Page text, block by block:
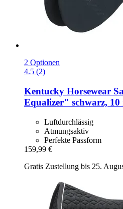
2 Optionen
4.5 (2)
Kentucky Horsewear
Equalizer" schwarz, 10
Luftdurchlässig
Atmungsaktiv
Perfekte Passform
159,99 €
Gratis Zustellung bis 25.